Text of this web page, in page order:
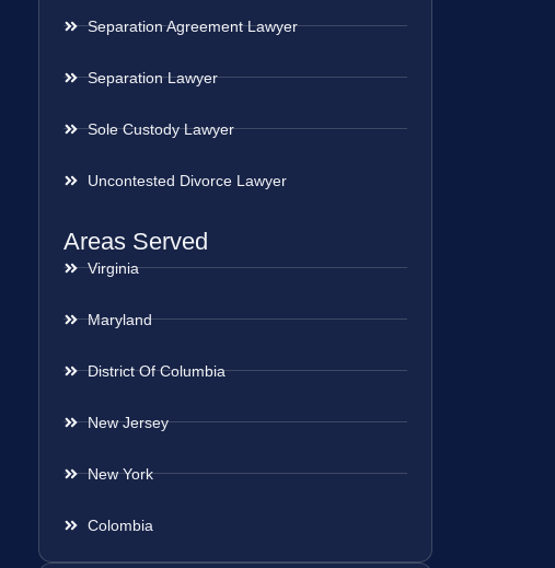
Separation Agreement Lawyer
Separation Lawyer
Sole Custody Lawyer
Uncontested Divorce Lawyer
Areas Served
Virginia
Maryland
District Of Columbia
New Jersey
New York
Colombia